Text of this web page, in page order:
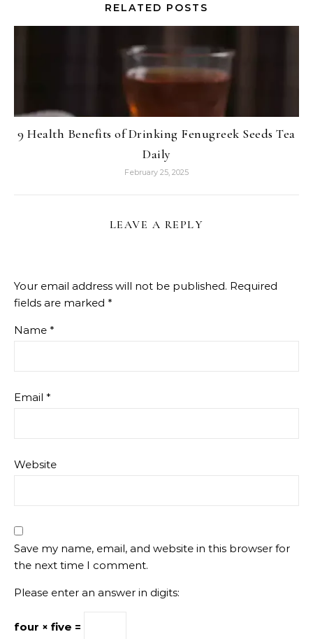
RELATED POSTS
9 Health Benefits of Drinking Fenugreek Seeds Tea
Daily
February 25, 2025
LEAVE A REPLY
Your email address will not be published. Required
fields are marked *
Name *
Email *
Website
Save my name, email, and website in this browser for
the next time I comment.
Please enter an answer in digits:
four × five =